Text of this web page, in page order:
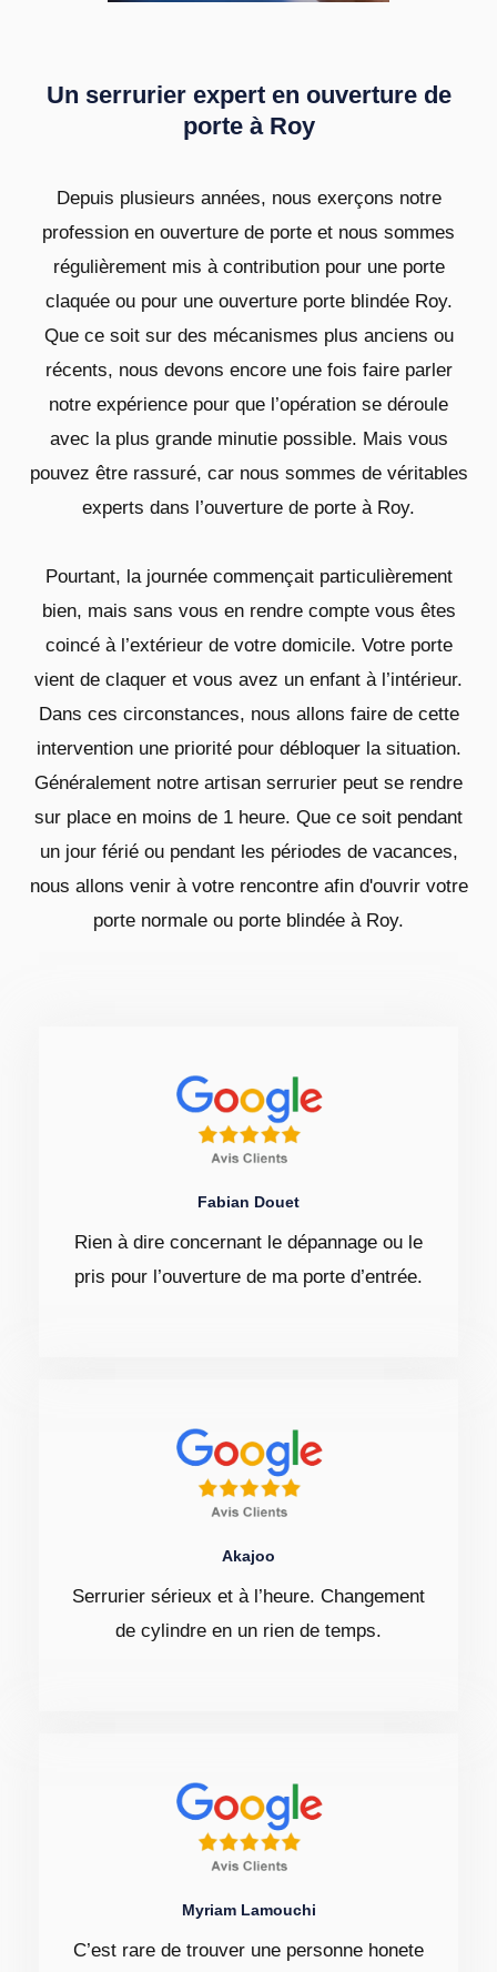
Un serrurier expert en ouverture de
porte à Roy
Depuis plusieurs années, nous exerçons notre
profession en ouverture de porte et nous sommes
régulièrement mis à contribution pour une porte
claquée ou pour une ouverture porte blindée Roy.
Que ce soit sur des mécanismes plus anciens ou
récents, nous devons encore une fois faire parler
notre expérience pour que l’opération se déroule
avec la plus grande minutie possible. Mais vous
pouvez être rassuré, car nous sommes de véritables
experts dans l’ouverture de porte à Roy.
Pourtant, la journée commençait particulièrement
bien, mais sans vous en rendre compte vous êtes
coincé à l’extérieur de votre domicile. Votre porte
vient de claquer et vous avez un enfant à l’intérieur.
Dans ces circonstances, nous allons faire de cette
intervention une priorité pour débloquer la situation.
Généralement notre artisan serrurier peut se rendre
sur place en moins de 1 heure. Que ce soit pendant
un jour férié ou pendant les périodes de vacances,
nous allons venir à votre rencontre afin d'ouvrir votre
porte normale ou porte blindée à Roy.
Fabian Douet
Rien à dire concernant le dépannage ou le
pris pour l’ouverture de ma porte d’entrée.
Akajoo
Serrurier sérieux et à l’heure. Changement
de cylindre en un rien de temps.
Myriam Lamouchi
C’est rare de trouver une personne honete